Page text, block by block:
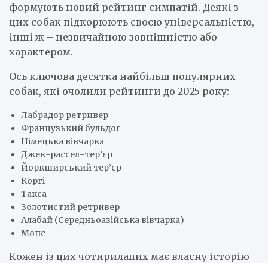
формують новий рейтинг симпатій. Деякі з
цих собак підкорюють своєю універсальністю,
інші ж – незвичайною зовнішністю або
характером.
Ось ключова десятка найбільш популярних
собак, які очолили рейтинги до 2025 року:
Лабрадор ретривер
Французький бульдог
Німецька вівчарка
Джек-рассел-тер’єр
Йоркширський тер’єр
Коргі
Такса
Золотистий ретривер
Алабай (Середньоазійська вівчарка)
Мопс
Кожен із цих чотирилапих має власну історію